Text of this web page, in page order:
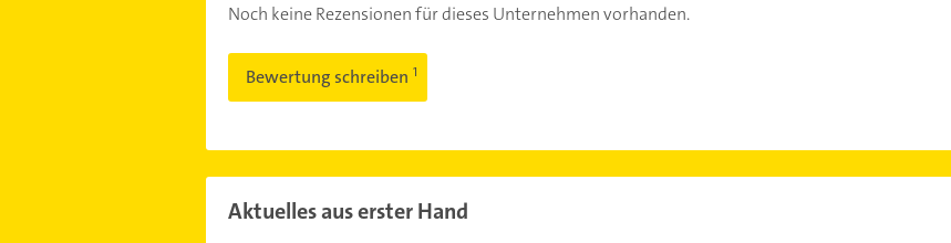
Noch keine Rezensionen für dieses Unternehmen vorhanden.
Bewertung schreiben
Aktuelles aus erster Hand